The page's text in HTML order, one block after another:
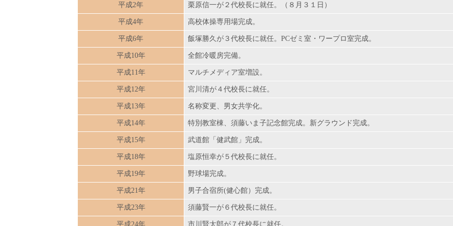
平成2年 栗原信一が２代校長に就任。（８月３１日）
平成4年 高校体操専用場完成。
平成6年 飯塚勝久が３代校長に就任。PCゼミ室・ワープロ室完成。
平成10年 全館冷暖房完備。
平成11年 マルチメディア室増設。
平成12年 宮川清が４代校長に就任。
平成13年 名称変更、男女共学化。
平成14年 特別教室棟、須藤いま子記念館完成。新グラウンド完成。
平成15年 武道館「健武館」完成。
平成18年 塩原恒幸が５代校長に就任。
平成19年 野球場完成。
平成21年 男子合宿所(健心館）完成。
平成23年 須藤賢一が６代校長に就任。
平成24年 市川賢太郎が７代校長に就任。